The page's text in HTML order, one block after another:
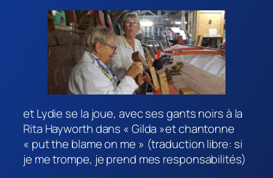
et Lydie se la joue, avec ses gants noirs à la
Rita Hayworth dans « Gilda »et chantonne
« put the blame on me » (traduction libre: si
je me trompe, je prend mes responsabilités)